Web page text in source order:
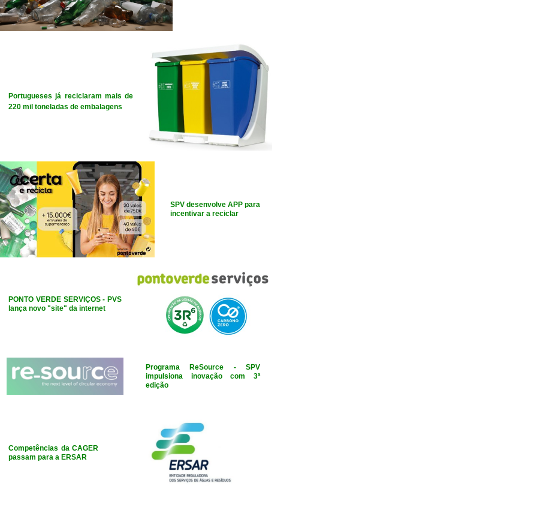
Portugueses já reciclaram mais de
220 mil toneladas de embalagens
SPV desenvolve APP para
incentivar a reciclar
PONTO VERDE SERVIÇOS - PVS
lança novo "site" da internet
Programa ReSource - SPV
impulsiona inovação com 3ª
edição
Competências da CAGER
passam para a ERSAR